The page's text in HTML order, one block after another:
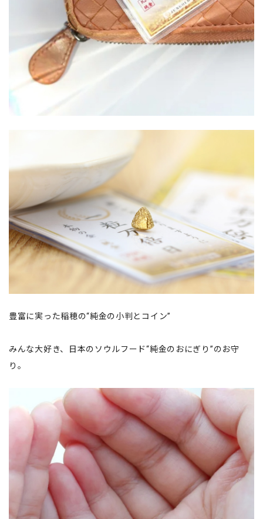
豊富に実った稲穂の“純金の小判とコイン”
みんな大好き、日本のソウルフード“純金のおにぎり”のお守
り。